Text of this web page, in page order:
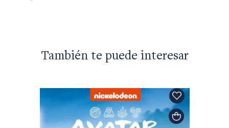
También te puede interesar